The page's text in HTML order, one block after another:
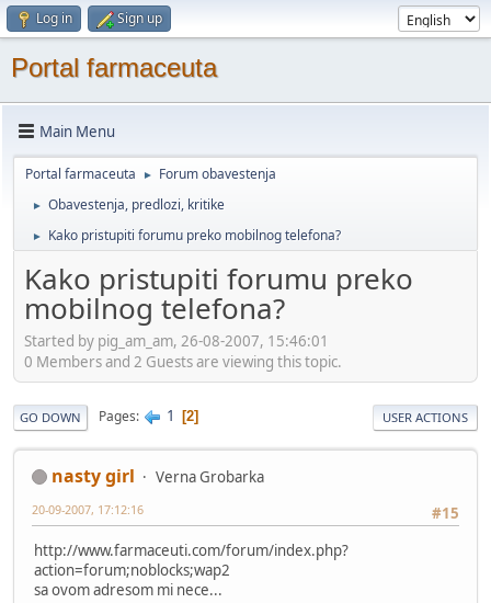
Log in Sign up
Portal farmaceuta
Main Menu
Portal farmaceuta ► Forum obavestenja
► Obavestenja, predlozi, kritike
► Kako pristupiti forumu preko mobilnog telefona?
Kako pristupiti forumu preko
mobilnog telefona?
Started by pig_am_am, 26-08-2007, 15:46:01
0 Members and 2 Guests are viewing this topic.
GO DOWN Pages 1 2 USER ACTIONS
nasty girl
Verna Grobarka
#15
20-09-2007, 17:12:16
http://www.farmaceuti.com/forum/index.php?
action=forum;noblocks;wap2
sa ovom adresom mi nece...